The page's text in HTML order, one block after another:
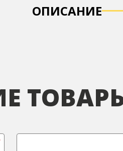
ОПИСАНИЕ